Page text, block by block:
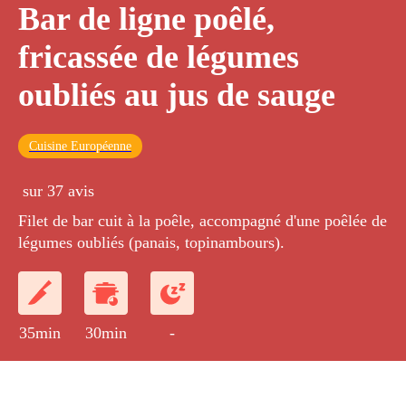
Bar de ligne poêlé,
fricassée de légumes
oubliés au jus de sauge
Cuisine Européenne
sur 37 avis
Filet de bar cuit à la poêle, accompagné d'une poêlée de
légumes oubliés (panais, topinambours).
35min 30min -